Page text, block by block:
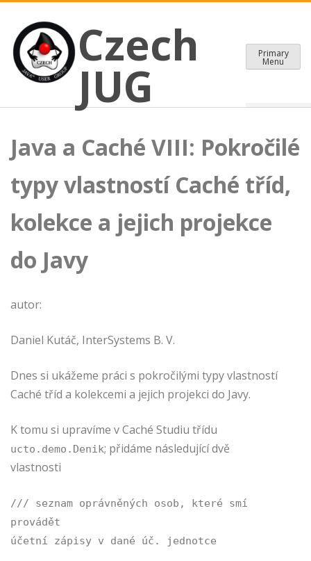
content
Czech JUG
CZECH JAVA USER GROUP
Czech
JUG
Primary
Menu
Java a Caché VIII: Pokročilé
typy vlastností Caché tříd,
kolekce a jejich projekce
do Javy
autor:
Daniel Kutáč, InterSystems B. V.
Dnes si ukážeme práci s pokročilými typy vlastností
Caché tříd a kolekcemi a jejich projekci do Javy.
K tomu si upravíme v Caché Studiu třídu
ucto.demo.Denik; přidáme následující dvě
vlastnosti
/// seznam oprávněných osob, které smí
provádět
účetní zápisy v dané úč. jednotce